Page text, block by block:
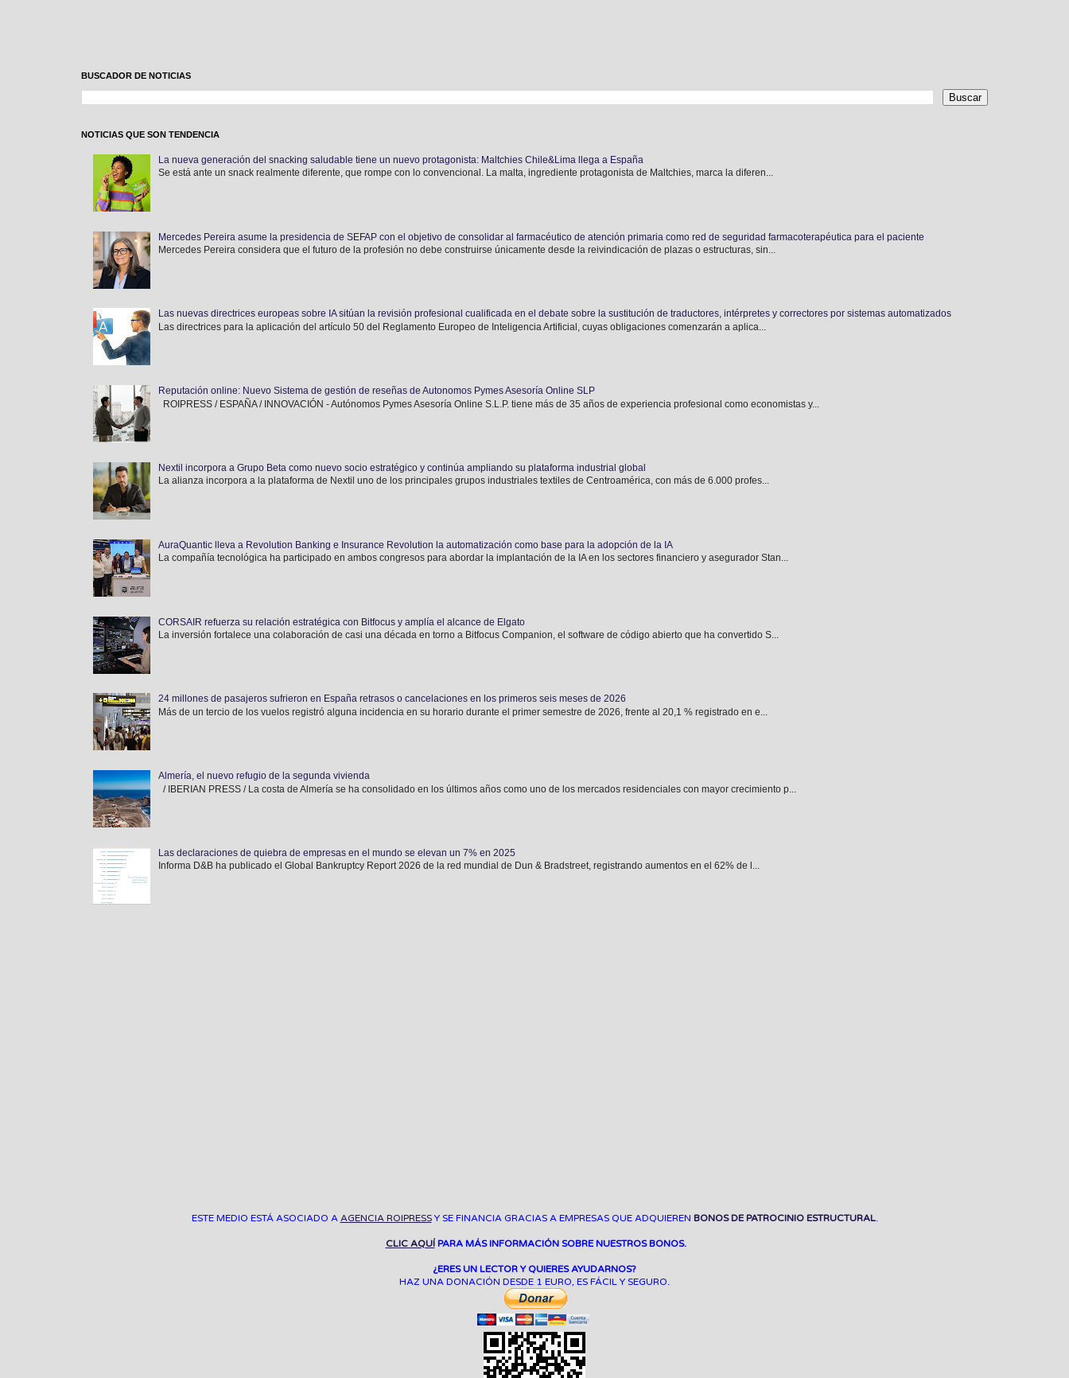
BUSCADOR DE NOTICIAS
NOTICIAS QUE SON TENDENCIA
La nueva generación del snacking saludable tiene un nuevo protagonista: Maltchies Chile&Lima llega a España
Se está ante un snack realmente diferente, que rompe con lo convencional. La malta, ingrediente protagonista de Maltchies, marca la diferen...
Mercedes Pereira asume la presidencia de SEFAP con el objetivo de consolidar al farmacéutico de atención primaria como red de seguridad farmacoterapéutica para el paciente
Mercedes Pereira considera que el futuro de la profesión no debe construirse únicamente desde la reivindicación de plazas o estructuras, sin...
Las nuevas directrices europeas sobre IA sitúan la revisión profesional cualificada en el debate sobre la sustitución de traductores, intérpretes y correctores por sistemas automatizados
Las directrices para la aplicación del artículo 50 del Reglamento Europeo de Inteligencia Artificial, cuyas obligaciones comenzarán a aplica...
Reputación online: Nuevo Sistema de gestión de reseñas de Autonomos Pymes Asesoría Online SLP
ROIPRESS / ESPAÑA / INNOVACIÓN - Autónomos Pymes Asesoría Online S.L.P. tiene más de 35 años de experiencia profesional como economistas y...
Nextil incorpora a Grupo Beta como nuevo socio estratégico y continúa ampliando su plataforma industrial global
La alianza incorpora a la plataforma de Nextil uno de los principales grupos industriales textiles de Centroamérica, con más de 6.000 profes...
AuraQuantic lleva a Revolution Banking e Insurance Revolution la automatización como base para la adopción de la IA
La compañía tecnológica ha participado en ambos congresos para abordar la implantación de la IA en los sectores financiero y asegurador Stan...
CORSAIR refuerza su relación estratégica con Bitfocus y amplía el alcance de Elgato
La inversión fortalece una colaboración de casi una década en torno a Bitfocus Companion, el software de código abierto que ha convertido S...
24 millones de pasajeros sufrieron en España retrasos o cancelaciones en los primeros seis meses de 2026
Más de un tercio de los vuelos registró alguna incidencia en su horario durante el primer semestre de 2026, frente al 20,1 % registrado en e...
Almería, el nuevo refugio de la segunda vivienda
/ IBERIAN PRESS / La costa de Almería se ha consolidado en los últimos años como uno de los mercados residenciales con mayor crecimiento p...
Las declaraciones de quiebra de empresas en el mundo se elevan un 7% en 2025
Informa D&B ha publicado el Global Bankruptcy Report 2026 de la red mundial de Dun & Bradstreet, registrando aumentos en el 62% de l...
ESTE MEDIO ESTÁ ASOCIADO A AGENCIA ROIPRESSY SE FINANCIA GRACIAS A EMPRESAS QUE ADQUIEREN BONOS DE PATROCINIO ESTRUCTURAL.
CLIC AQUÍ PARA MÁS INFORMACIÓN SOBRE NUESTROS BONOS.
¿ERES UN LECTOR Y QUIERES AYUDARNOS?
HAZ UNA DONACIÓN DESDE 1 EURO, ES FÁCIL Y SEGURO.